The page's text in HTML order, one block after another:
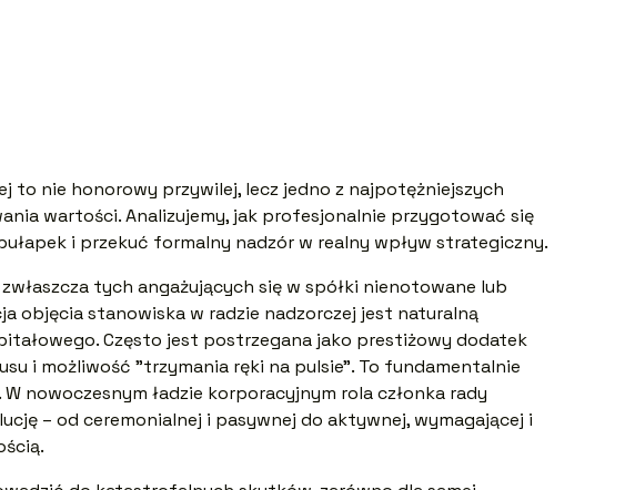
to nie honorowy przywilej, lecz jedno z najpotężniejszych
wartości. Analizujemy, jak profesjonalnie przygotować się
i przekuć formalny nadzór w realny wpływ strategiczny.
tych angażujących się w spółki nienotowane lub
objęcia stanowiska w radzie nadzorczej jest naturalną
Często jest postrzegana jako prestiżowy dodatek
i możliwość "trzymania ręki na pulsie". To fundamentalnie
nowoczesnym ładzie korporacyjnym rola członka rady
– od ceremonialnej i pasywnej do aktywnej, wymagającej i